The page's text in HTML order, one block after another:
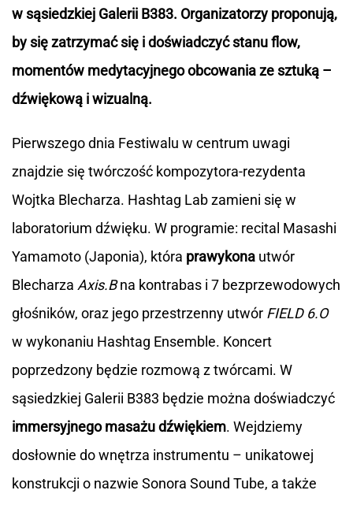
w sąsiedzkiej Galerii B383. Organizatorzy proponują,
by się zatrzymać się i doświadczyć stanu flow,
momentów medytacyjnego obcowania ze sztuką –
dźwiękową i wizualną.
Pierwszego dnia Festiwalu w centrum uwagi
znajdzie się twórczość kompozytora-rezydenta
Wojtka Blecharza. Hashtag Lab zamieni się w
laboratorium dźwięku. W programie: recital Masashi
Yamamoto (Japonia), która prawykona utwór
Blecharza Axis.Bna kontrabas i 7 bezprzewodowych
głośników, oraz jego przestrzenny utwór FIELD 6.O
w wykonaniu Hashtag Ensemble. Koncert
poprzedzony będzie rozmową z twórcami. W
sąsiedzkiej Galerii B383 będzie można doświadczyć
immersyjnego masażu dźwiękiem. Wejdziemy
dosłownie do wnętrza instrumentu – unikatowej
konstrukcji o nazwie Sonora Sound Tube, a także